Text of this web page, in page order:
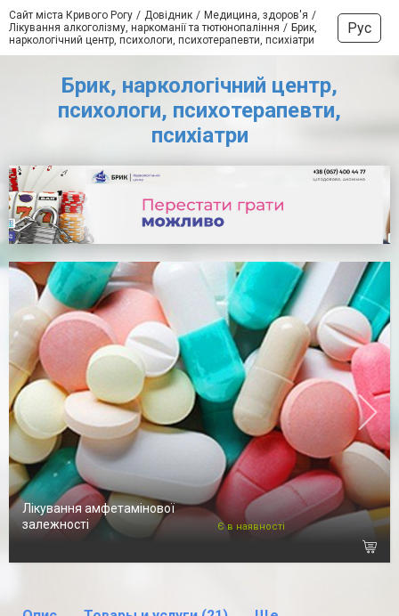
Сайт міста Кривого Рогу Довідник
Медицина, здоров'я
Лікування алкоголізму, наркоманії та тютюнопаління
Брик,
наркологічний центр, психологи, психотерапевти, психіатри
Рус
Брик, наркологічний центр,
психологи, психотерапевти,
психіатри
Лікування амфетамінової
залежності
Є в наявності